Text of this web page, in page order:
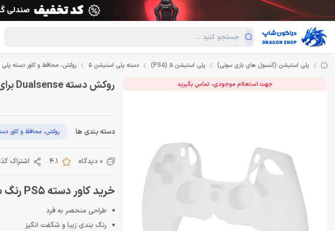
دسته‌بندی محصولات فروش ویژه
پلی استیشن (کنسول های بازی سونی) پلی استیشن 5 (PS5) دسته پلی استیشن 5 روکش، محافظ و کاور دسته پلی
جهت استعلام موجودی، تماس بگیرید روکش دسته Dualsense برای PS5 کد A005
دسته بندی ها روکش، محافظ و کاور
0 دیدگاه 4.1 اشتراک
خرید کاور دسته PS5 رنگ سفید
طراحی منحصر به فرد
رنگ بندی زیبا و شگفت انگیز